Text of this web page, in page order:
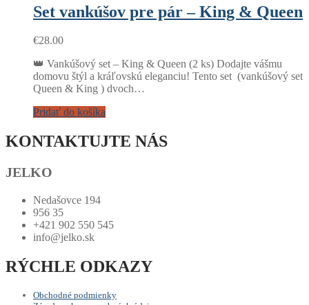
Set vankúšov pre pár – King & Queen
€28.00
👑 Vankúšový set – King & Queen (2 ks) Dodajte vášmu
domovu štýl a kráľovskú eleganciu! Tento set (vankúšový set
Queen & King ) dvoch…
Pridať do košíka
KONTAKTUJTE NÁS
JELKO
Nedašovce 194
956 35
+421 902 550 545
info@jelko.sk
RÝCHLE ODKAZY
Obchodné podmienky